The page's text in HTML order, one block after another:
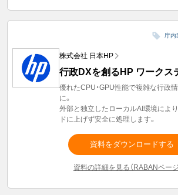
庁内
株式会社 日本HP
行政DXを創るHP ワークス
優れたCPU・GPU性能で複雑な行政
に。
外部と独立したローカルAI環境によ
ドに上げず安全に処理します。
資料をダウンロードする
資料の詳細を見る（RABANページ